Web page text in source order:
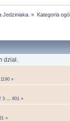
Jedziniaka. » Kategoria
1190 »
3 801 »
»